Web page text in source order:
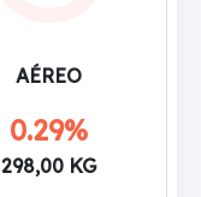
AÉREO
0.29%
298,00 KG